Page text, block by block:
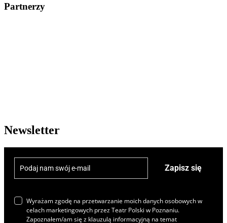
Partnerzy
Newsletter
Zapisz się
Wyrażam zgodę na przetwarzanie moich danych osobowych w
celach marketingowych przez Teatr Polski w Poznaniu.
Zapoznałem/am się z klauzulą informacyjną na temat